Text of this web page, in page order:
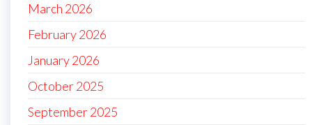
March 2026
February 2026
January 2026
October 2025
September 2025